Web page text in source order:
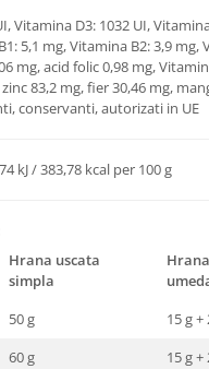
Vitamina D3: 1032 UI,
5,1 mg, Vitamina B2: 3,9 mg,
mg, acid folic 0,98 mg,
83,2 mg, fier 30,46 mg,
conservanti, autorizati in UE
kJ / 383,78 kcal per 100 g
Hrana uscata
simpla
50 g
15 g
60 g
15 g